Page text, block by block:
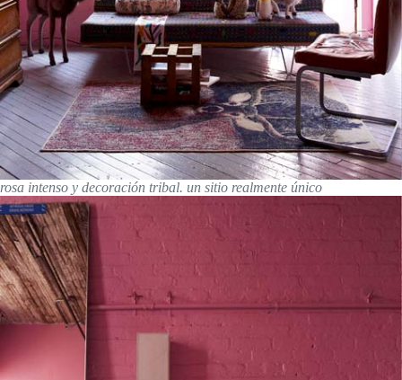
rosa intenso y decoración tribal. un sitio realmente único